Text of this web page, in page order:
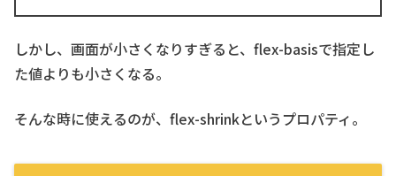
しかし、画面が小さくなりすぎると、flex-basisで指定し
た値よりも小さくなる。
そんな時に使えるのが、flex-shrinkというプロパティ。